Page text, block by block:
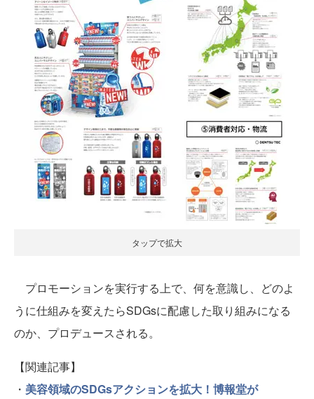
タップで拡大
プロモーションを実行する上で、何を意識し、どのよ
うに仕組みを変えたらSDGsに配慮した取り組みになる
のか、プロデュースされる。
【関連記事】
・ 美容領域のSDGsアクションを拡大！博報堂が